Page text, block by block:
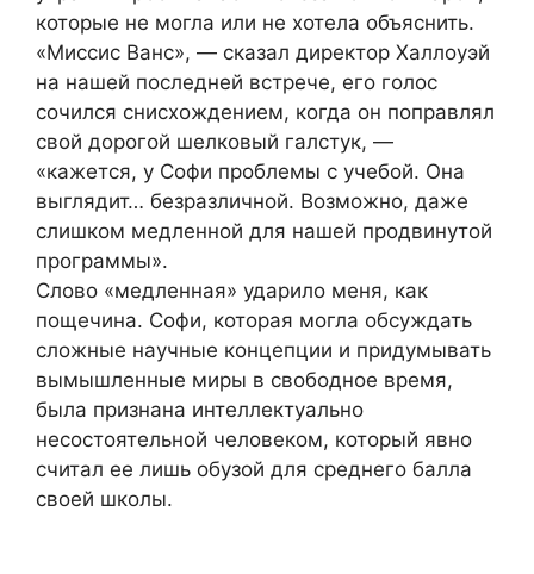
которые не могла или не хотела объяснить.
«Миссис Ванс», — сказал директор Халлоуэй
на нашей последней встрече, его голос
сочился снисхождением, когда он поправлял
свой дорогой шелковый галстук, —
«кажется, у Софи проблемы с учебой. Она
выглядит… безразличной. Возможно, даже
слишком медленной для нашей продвинутой
программы».
Слово «медленная» ударило меня, как
пощечина. Софи, которая могла обсуждать
сложные научные концепции и придумывать
вымышленные миры в свободное время,
была признана интеллектуально
несостоятельной человеком, который явно
считал ее лишь обузой для среднего балла
своей школы.